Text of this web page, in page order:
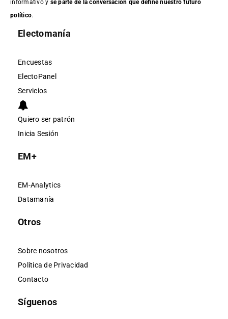
informativo y sé parte de la conversación que define nuestro futuro
político.
Electomanía
Encuestas
ElectoPanel
Servicios
Quiero ser patrón
Inicia Sesión
EM+
EM-Analytics
Datamanía
Otros
Sobre nosotros
Política de Privacidad
Contacto
Síguenos